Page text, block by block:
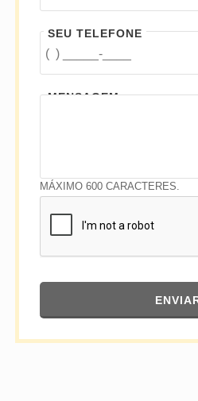
SEU TELEFONE
MENSAGEM
MÁXIMO 600 CARACTERES.